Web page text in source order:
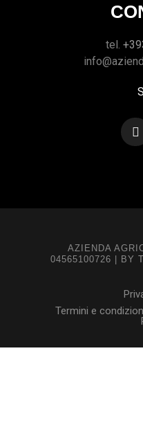
tel.
AZIENDA
04565100726 | BY
Termini e